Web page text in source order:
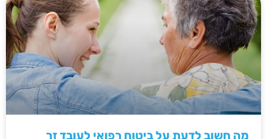
מה חשוב לדעת על ביטוח רפואי לעובד זר